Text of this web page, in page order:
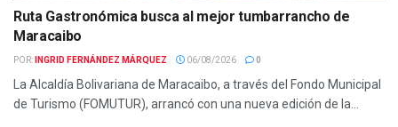
Ruta Gastronómica busca al mejor tumbarrancho de
Maracaibo
POR: INGRID FERNÁNDEZ MÁRQUEZ 06/08/2026 0
La Alcaldía Bolivariana de Maracaibo, a través del Fondo Municipal
de Turismo (FOMUTUR), arrancó con una nueva edición de la...